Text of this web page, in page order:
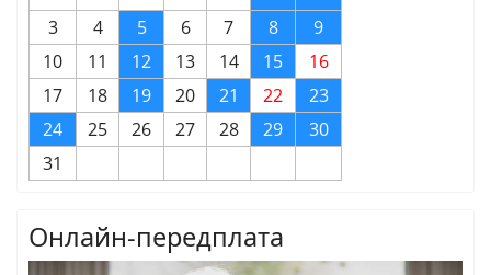
3
4 5 6 7 8
9
10
11 12 13 14 15
16
17
18 19 20 21 22
23
24
25 26 27 28 29
30
31
Онлайн-передплата